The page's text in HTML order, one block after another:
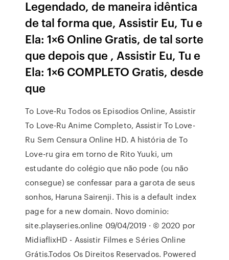
Legendado, de maneira idêntica
de tal forma que, Assistir Eu, Tu e
Ela: 1×6 Online Gratis, de tal sorte
que depois que , Assistir Eu, Tu e
Ela: 1×6 COMPLETO Gratis, desde
que
To Love-Ru Todos os Episodios Online, Assistir
To Love-Ru Anime Completo, Assistir To Love-
Ru Sem Censura Online HD. A história de To
Love-ru gira em torno de Rito Yuuki, um
estudante do colégio que não pode (ou não
consegue) se confessar para a garota de seus
sonhos, Haruna Sairenji. This is a default index
page for a new domain. Novo dominio:
site.playseries.online 09/04/2019 · © 2020 por
MidiaflixHD - Assistir Filmes e Séries Online
Grátis.Todos Os Direitos Reservados. Powered